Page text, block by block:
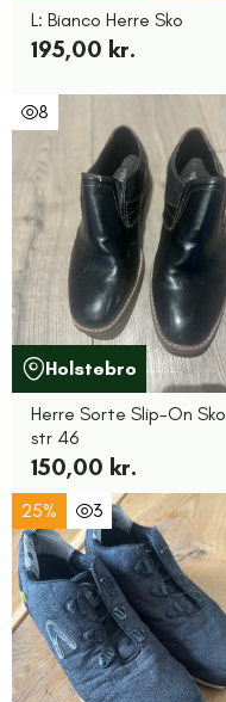
L: Bianco Herre Sko
195,00 kr.
8
Holstebro
Herre Sorte Slip-On Sko
str 46
150,00 kr.
25% 3